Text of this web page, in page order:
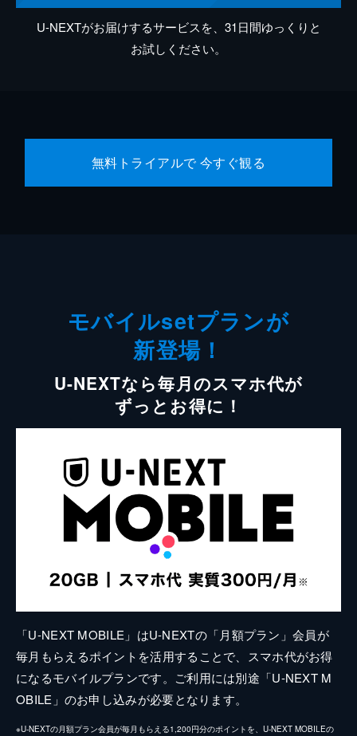
U-NEXTがお届けするサービスを、31日間ゆっくりと
お試しください。
無料トライアルで 今すぐ観る
モバイルsetプランが
新登場！
U-NEXTなら毎月のスマホ代が
ずっとお得に！
「U-NEXT MOBILE」はU-NEXTの「月額プラン」会員が
毎月もらえるポイントを活用することで、スマホ代がお得
になるモバイルプランです。ご利用には別途「U-NEXT M
OBILE」のお申し込みが必要となります。
※U-NEXTの月額プラン会員が毎月もらえる1,200円分のポイントを、U-NEXT MOBILEの